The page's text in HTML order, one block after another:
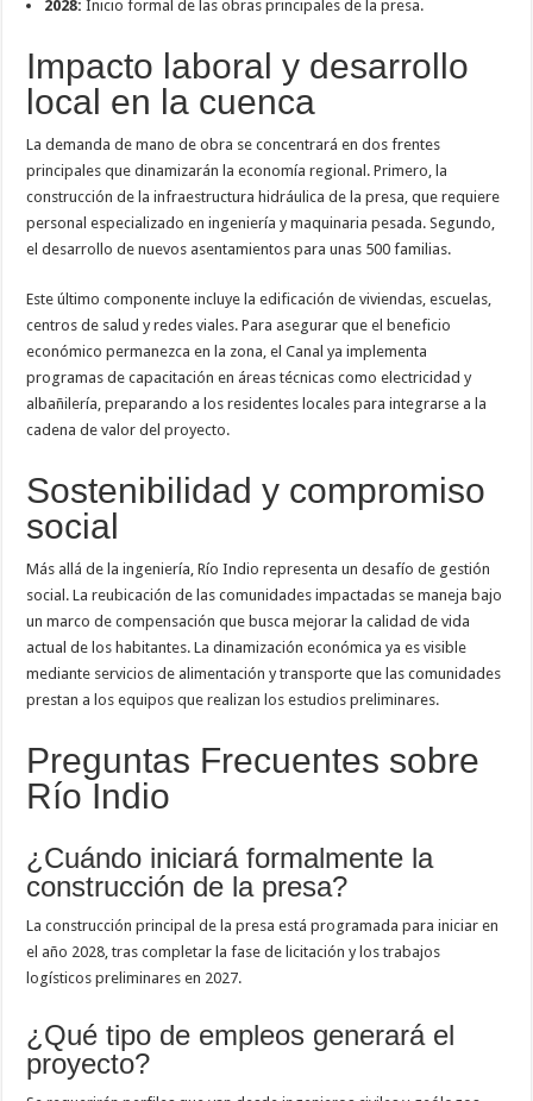
2028: Inicio formal de las obras principales de la presa.
Impacto laboral y desarrollo
local en la cuenca
La demanda de mano de obra se concentrará en dos frentes
principales que dinamizarán la economía regional. Primero, la
construcción de la infraestructura hidráulica de la presa, que requiere
personal especializado en ingeniería y maquinaria pesada. Segundo,
el desarrollo de nuevos asentamientos para unas 500 familias.
Este último componente incluye la edificación de viviendas, escuelas,
centros de salud y redes viales. Para asegurar que el beneficio
económico permanezca en la zona, el Canal ya implementa
programas de capacitación en áreas técnicas como electricidad y
albañilería, preparando a los residentes locales para integrarse a la
cadena de valor del proyecto.
Sostenibilidad y compromiso
social
Más allá de la ingeniería, Río Indio representa un desafío de gestión
social. La reubicación de las comunidades impactadas se maneja bajo
un marco de compensación que busca mejorar la calidad de vida
actual de los habitantes. La dinamización económica ya es visible
mediante servicios de alimentación y transporte que las comunidades
prestan a los equipos que realizan los estudios preliminares.
Preguntas Frecuentes sobre
Río Indio
¿Cuándo iniciará formalmente la
construcción de la presa?
La construcción principal de la presa está programada para iniciar en
el año 2028, tras completar la fase de licitación y los trabajos
logísticos preliminares en 2027.
¿Qué tipo de empleos generará el
proyecto?